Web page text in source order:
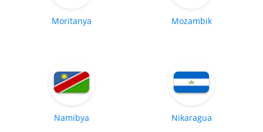
Moritanya Mozambik
Namibya Nikaragua